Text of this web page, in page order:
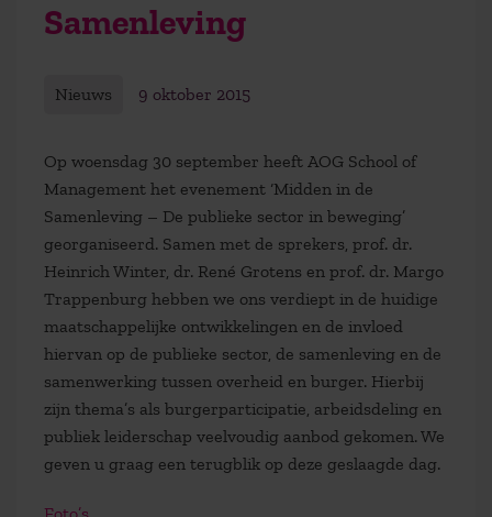
Samenleving
Nieuws 9 oktober 2015
Op woensdag 30 september heeft AOG School of
Management het evenement ‘Midden in de
Samenleving – De publieke sector in beweging’
georganiseerd. Samen met de sprekers, prof. dr.
Heinrich Winter, dr. René Grotens en prof. dr. Margo
Trappenburg hebben we ons verdiept in de huidige
maatschappelijke ontwikkelingen en de invloed
hiervan op de publieke sector, de samenleving en de
samenwerking tussen overheid en burger. Hierbij
zijn thema’s als burgerparticipatie, arbeidsdeling en
publiek leiderschap veelvoudig aanbod gekomen. We
geven u graag een terugblik op deze geslaagde dag.